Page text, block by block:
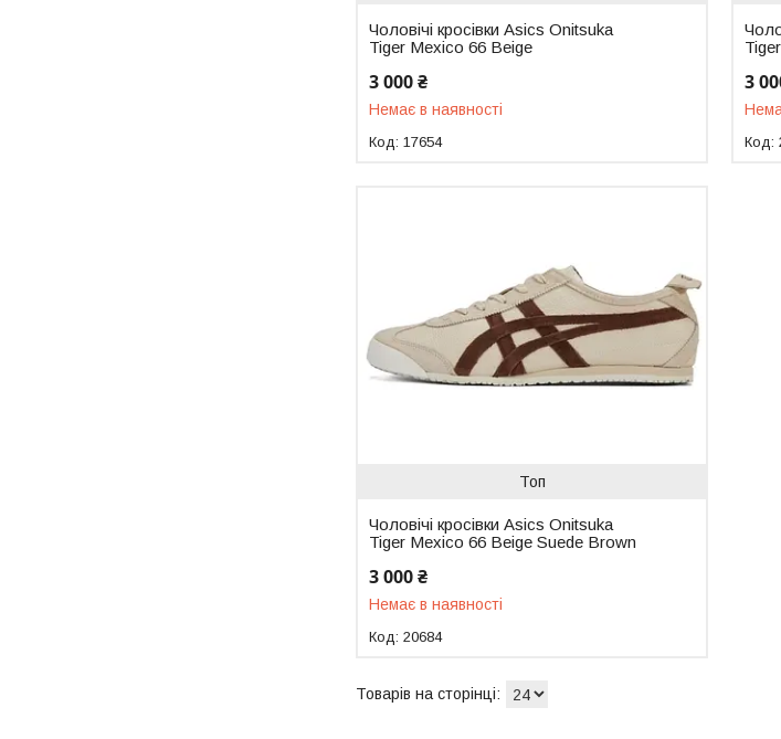
Чоловічі кросівки Asics Onitsuka
Tiger Mexico 66 Beige
3 000 ₴
Немає в наявності
17654
3
Топ
Чоловічі кросівки Asics Onitsuka
Tiger Mexico 66 Beige Suede Brown
3 000 ₴
Немає в наявності
20684